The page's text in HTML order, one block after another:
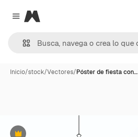
Close menu
Magnific
Inicio/stock/Vectores/Póster de fiesta con…